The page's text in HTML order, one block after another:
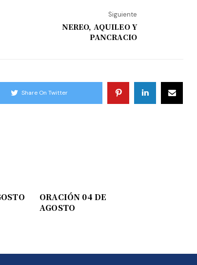
Siguiente
NEREO, AQUILEO Y
PANCRACIO
Share On Twitter
ORACIÓN 04 DE
AGOSTO